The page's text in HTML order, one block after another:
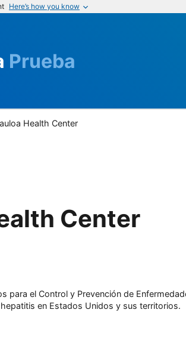
Here’s how you know
Prueba
Health Center
Center
para el Control y Prevención de
en Estados Unidos y sus territorios.